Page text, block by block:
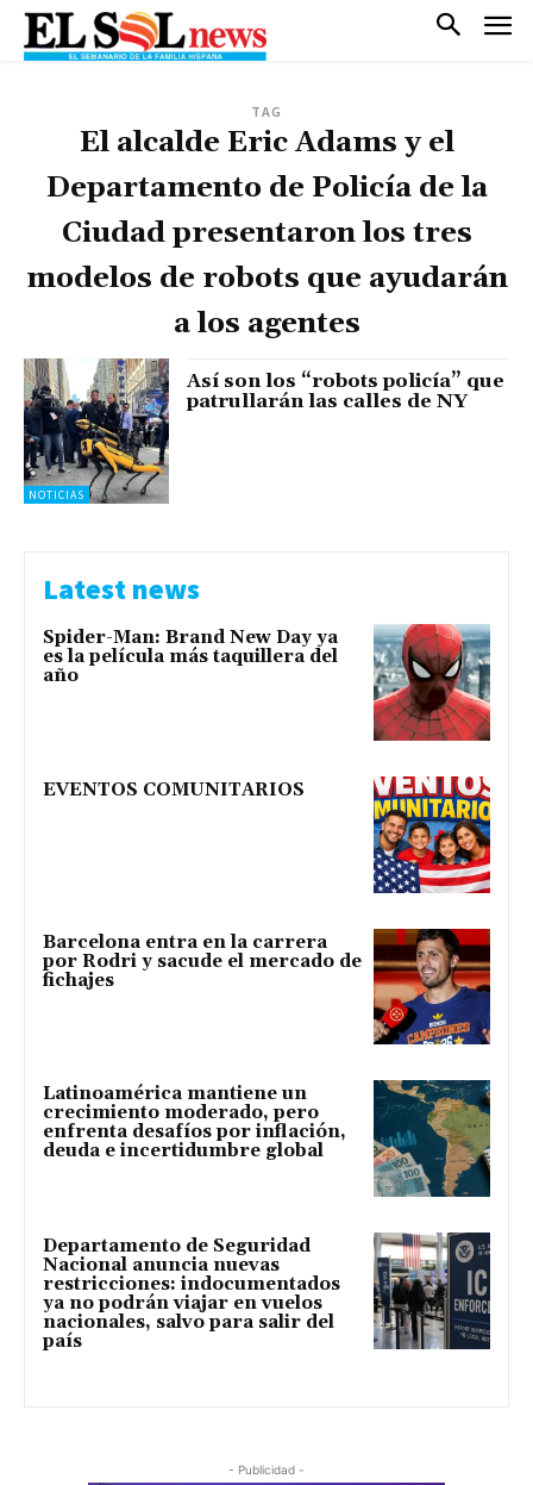
TAG
El alcalde Eric Adams y el
Departamento de Policía de la
Ciudad presentaron los tres
modelos de robots que ayudarán
a los agentes
NOTICIAS
Así son los “robots policía” que
patrullarán las calles de NY
Latest news
Spider-Man: Brand New Day ya
es la película más taquillera del
año
EVENTOS COMUNITARIOS
Barcelona entra en la carrera
por Rodri y sacude el mercado de
fichajes
Latinoamérica mantiene un
crecimiento moderado, pero
enfrenta desafíos por inflación,
deuda e incertidumbre global
Departamento de Seguridad
Nacional anuncia nuevas
restricciones: indocumentados
ya no podrán viajar en vuelos
nacionales, salvo para salir del
país
- Publicidad -